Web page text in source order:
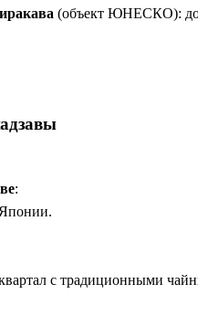
(объект ЮНЕСКО):
:
с традиционными